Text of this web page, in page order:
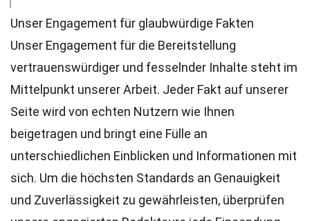
Unser Engagement für glaubwürdige Fakten
Unser Engagement für die Bereitstellung
vertrauenswürdiger und fesselnder Inhalte steht im
Mittelpunkt unserer Arbeit. Jeder Fakt auf unserer
Seite wird von echten Nutzern wie Ihnen
beigetragen und bringt eine Fülle an
unterschiedlichen Einblicken und Informationen mit
sich. Um die höchsten Standards an Genauigkeit
und Zuverlässigkeit zu gewährleisten, überprüfen